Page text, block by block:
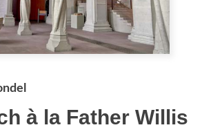
à la Father Willis